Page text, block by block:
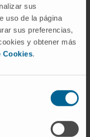
sus
uso de la página
sus preferencias,
y obtener más
Cookies.
de
Desde o ano
de
de